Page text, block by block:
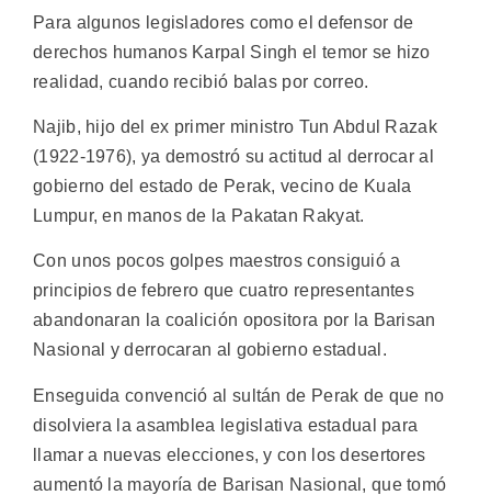
Para algunos legisladores como el defensor de
derechos humanos Karpal Singh el temor se hizo
realidad, cuando recibió balas por correo.
Najib, hijo del ex primer ministro Tun Abdul Razak
(1922-1976), ya demostró su actitud al derrocar al
gobierno del estado de Perak, vecino de Kuala
Lumpur, en manos de la Pakatan Rakyat.
Con unos pocos golpes maestros consiguió a
principios de febrero que cuatro representantes
abandonaran la coalición opositora por la Barisan
Nasional y derrocaran al gobierno estadual.
Enseguida convenció al sultán de Perak de que no
disolviera la asamblea legislativa estadual para
llamar a nuevas elecciones, y con los desertores
aumentó la mayoría de Barisan Nasional, que tomó